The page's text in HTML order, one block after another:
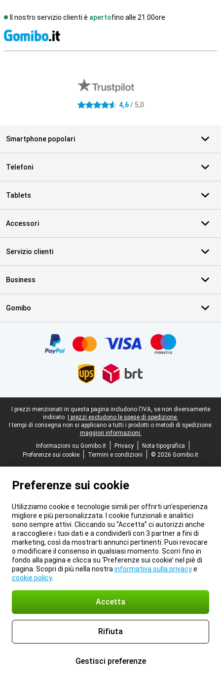
Il nostro servizio clienti è apertofino alle 21.00ore
4.6 stelle 4,6/ 5,0
Smartphone popolari
Telefoni
Tablets
Accessori
Servizio clienti
Business
Gomibo
Piè di pagina legale
I prezzi menzionati in questa pagina includono l'IVA, se non diversamente
indicato.
I prezzi escludono le spese di spedizione.
I tempi di consegna non si applicano a tutti i prodotti o metodi di spedizione:
maggiori informazioni.
Informazioni su Gomibo.it
Privacy
Nota tipografica
Preferenze sui cookie
Termini e condizioni © 2026 Gomibo.it
Preferenze sui cookie
Utilizziamo cookie e tecnologie simili per offrirti un’esperienza
migliore e più personalizzata. I cookie funzionali e analitici
sono sempre attivi. Cliccando su “Accetta” ci autorizzi anche
a raccogliere i tuoi dati e a condividerli con 3 partner a fini di
marketing, così da mostrarti annunci pertinenti. Puoi revocare
o modificare il consenso in qualsiasi momento. Scorri fino in
fondo alla pagina e clicca su ‘Preferenze sui cookie’ nel piè di
pagina. Scopri di più nella nostra informativa sulla privacye
cookie policy.
Accetta
Rifiuta
Gestisci preferenze